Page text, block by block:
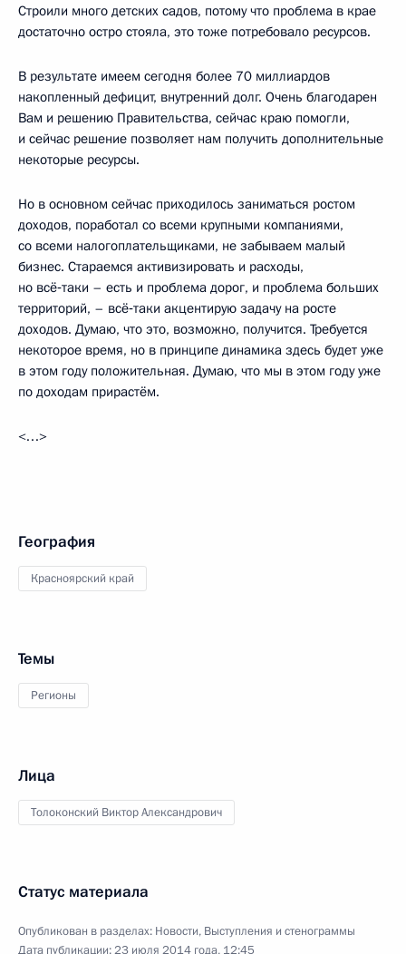
Строили много детских садов, потому что проблема в крае
достаточно остро стояла, это тоже потребовало ресурсов.
В результате имеем сегодня более 70 миллиардов
накопленный дефицит, внутренний долг. Очень благодарен
Вам и решению Правительства, сейчас краю помогли,
и сейчас решение позволяет нам получить дополнительные
некоторые ресурсы.
Но в основном сейчас приходилось заниматься ростом
доходов, поработал со всеми крупными компаниями,
со всеми налогоплательщиками, не забываем малый
бизнес. Стараемся активизировать и расходы,
но всё‑таки – есть и проблема дорог, и проблема больших
территорий, – всё‑таки акцентирую задачу на росте
доходов. Думаю, что это, возможно, получится. Требуется
некоторое время, но в принципе динамика здесь будет уже
в этом году положительная. Думаю, что мы в этом году уже
по доходам прирастём.
<…>
География
Красноярский край
Темы
Регионы
Лица
Толоконский Виктор Александрович
Статус материала
Опубликован в разделах: Новости, Выступления и стенограммы
Дата публикации:23 июля 2014 года, 12:45